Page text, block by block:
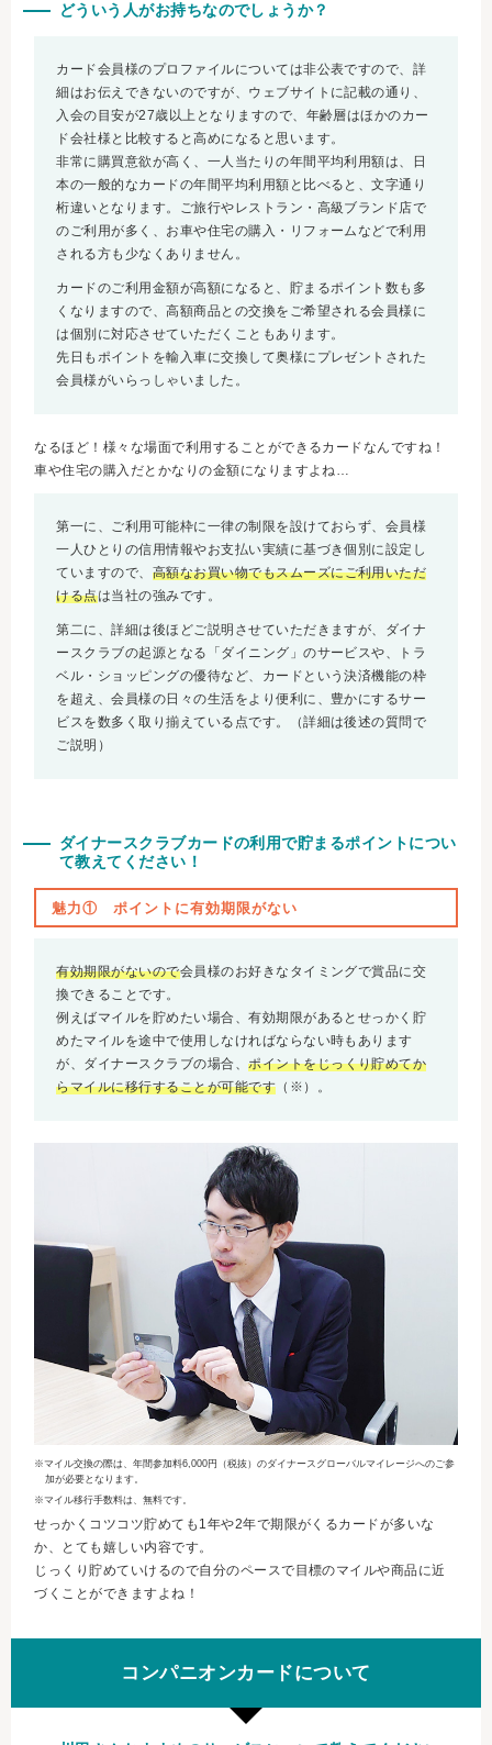
どういう人がお持ちなのでしょうか？
カード会員様のプロファイルについては非公表ですので、詳
細はお伝えできないのですが、ウェブサイトに記載の通り、
入会の目安が27歳以上となりますので、年齢層はほかのカー
ド会社様と比較すると高めになると思います。
非常に購買意欲が高く、一人当たりの年間平均利用額は、日
本の一般的なカードの年間平均利用額と比べると、文字通り
桁違いとなります。ご旅行やレストラン・高級ブランド店で
のご利用が多く、お車や住宅の購入・リフォームなどで利用
される方も少なくありません。
カードのご利用金額が高額になると、貯まるポイント数も多
くなりますので、高額商品との交換をご希望される会員様に
は個別に対応させていただくこともあります。
先日もポイントを輸入車に交換して奥様にプレゼントされた
会員様がいらっしゃいました。
なるほど！様々な場面で利用することができるカードなんですね！
車や住宅の購入だとかなりの金額になりますよね…
第一に、ご利用可能枠に一律の制限を設けておらず、会員様
一人ひとりの信用情報やお支払い実績に基づき個別に設定し
ていますので、 高額なお買い物でもスムーズにご利用いただ
ける点は当社の強みです。
第二に、詳細は後ほどご説明させていただきますが、ダイナ
ースクラブの起源となる「ダイニング」のサービスや、トラ
ベル・ショッピングの優待など、カードという決済機能の枠
を超え、会員様の日々の生活をより便利に、豊かにするサー
ビスを数多く取り揃えている点です。（詳細は後述の質問で
ご説明）
ダイナースクラブカードの利用で貯まるポイントについ
て教えてください！
魅力① ポイントに有効期限がない
有効期限がないので会員様のお好きなタイミングで賞品に交
換できることです。
例えばマイルを貯めたい場合、有効期限があるとせっかく貯
めたマイルを途中で使用しなければならない時もあります
が、ダイナースクラブの場合、ポイントをじっくり貯めてか
らマイルに移行することが可能です （※）。
※マイル交換の際は、年間参加料6,000円（税抜）のダイナースグローバルマイレージへのご参
加が必要となります。
※マイル移行手数料は、無料です。
せっかくコツコツ貯めても1年や2年で期限がくるカードが多いな
か、とても嬉しい内容です。
じっくり貯めていけるので自分のペースで目標のマイルや商品に近
づくことができますよね！
コンパニオンカードについて